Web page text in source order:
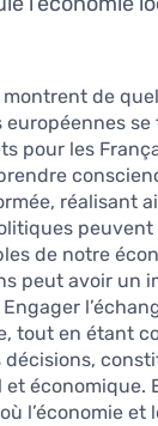
de
pour les
réalisant
de notre
peut avoir un
tout en étant
décisions,
économique.
l’économie